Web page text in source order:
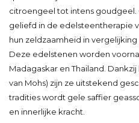
citroengeel tot intens goudgeel.
geliefd in de edelsteentherapie
hun zeldzaamheid in
Deze edelstenen worden
Madagaskar en Thailand.
van Mohs) zijn ze uitstekend
tradities wordt gele saffier
en innerlijke kracht.